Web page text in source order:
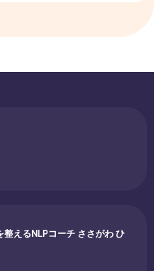
整えるNLPコーチ ささがわ ひ